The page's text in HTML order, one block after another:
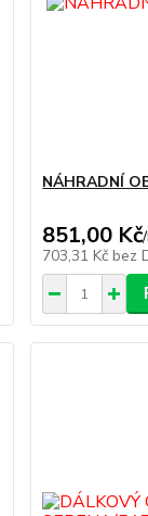
NÁHRADNÍ
851,00 Kč/
703,31 Kč bez